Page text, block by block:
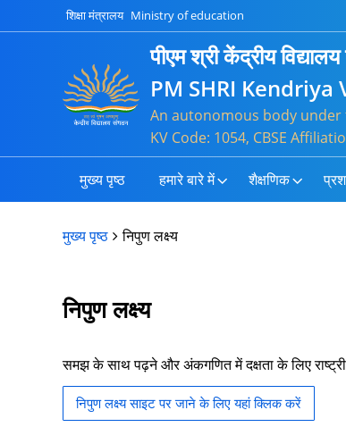
शिक्षा मंत्रालय Ministry of education
पीएम श्री केंद्रीय
PM SHRI Kendriya
An autonomous body
KV Code: 1054, CBSE
मुख्य पृष्ठ हमारे बारे में शैक्षणिक
मुख्य पृष्ठ निपुण लक्ष्य
निपुण लक्ष्य
समझ के साथ पढ़ने और अंकगणित में दक्षता के लिए
निपुण लक्ष्य साइट पर जाने के लिए यहां क्लिक करें